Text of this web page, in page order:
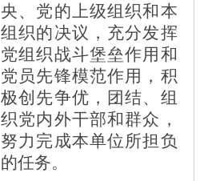
央、党的上级组织和本
组织的决议，充分发挥
党组织战斗堡垒作用和
党员先锋模范作用，积
极创先争优，团结、组
织党内外干部和群众，
努力完成本单位所担负
的任务。